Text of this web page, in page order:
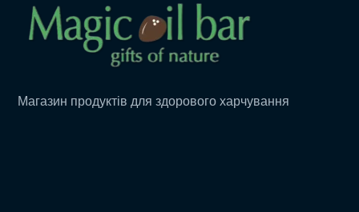
Магазин продуктів для здорового харчування